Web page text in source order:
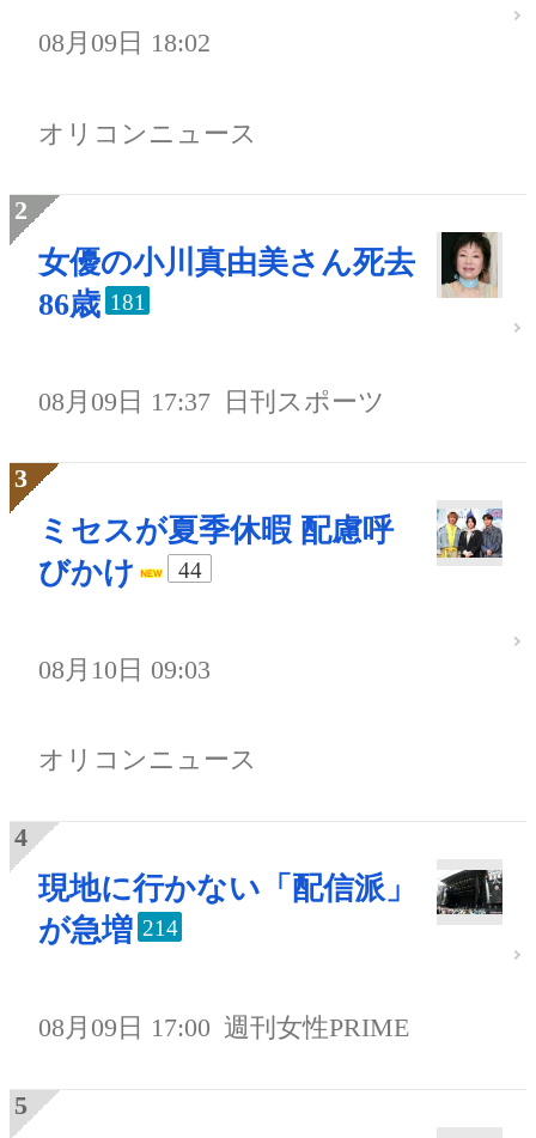
08月09日 18:02
オリコンニュース
女優の小川真由美さん死去
86歳 181
08月09日 17:37 日刊スポーツ
ミセスが夏季休暇 配慮呼
びかけ
44
08月10日 09:03
オリコンニュース
現地に行かない「配信派」
が急増 214
08月09日 17:00 週刊女性PRIME